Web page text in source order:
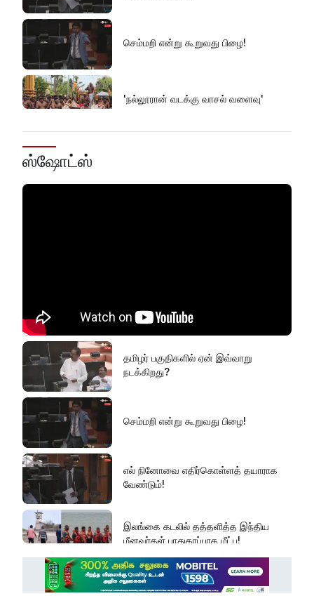
செம்மறி என்று கூறுவது பிழை!
'நல்லூரான் வடக்கு வாசல் வளைவு'
ரவிகரன் கோரிக்கை!
ஸ்ஷோட்ஸ்
தமிழர் பகுதிகளில் ஏன் இவ்வாறு
நடக்கிறது?
செம்மறி என்று கூறுவது பிழை!
எல் நினோவை எதிர்கொள்ளத் தயாராக
வேண்டும்!
இலங்கை கடலில் தத்தளித்த இந்திய
மீனவர்கள் பாதுகாப்பாக மீட்பு!
ஸ்டோனிகிளிப் தோட்டத்தில் கம்பிப்